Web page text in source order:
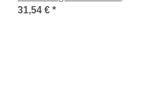
AquaB-HOH
31,54 € *